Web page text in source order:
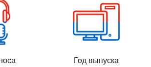
Год выпуска